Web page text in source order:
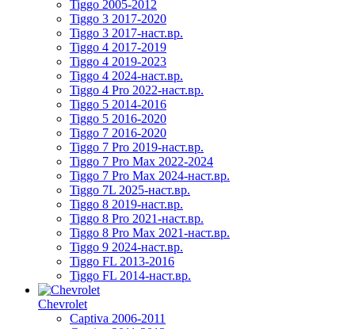
Tiggo 2005-2012
Tiggo 3 2017-2020
Tiggo 3 2017-наст.вр.
Tiggo 4 2017-2019
Tiggo 4 2019-2023
Tiggo 4 2024-наст.вр.
Tiggo 4 Pro 2022-наст.вр.
Tiggo 5 2014-2016
Tiggo 5 2016-2020
Tiggo 7 2016-2020
Tiggo 7 Pro 2019-наст.вр.
Tiggo 7 Pro Max 2022-2024
Tiggo 7 Pro Max 2024-наст.вр.
Tiggo 7L 2025-наст.вр.
Tiggo 8 2019-наст.вр.
Tiggo 8 Pro 2021-наст.вр.
Tiggo 8 Pro Max 2021-наст.вр.
Tiggo 9 2024-наст.вр.
Tiggo FL 2013-2016
Tiggo FL 2014-наст.вр.
Chevrolet
Captiva 2006-2011